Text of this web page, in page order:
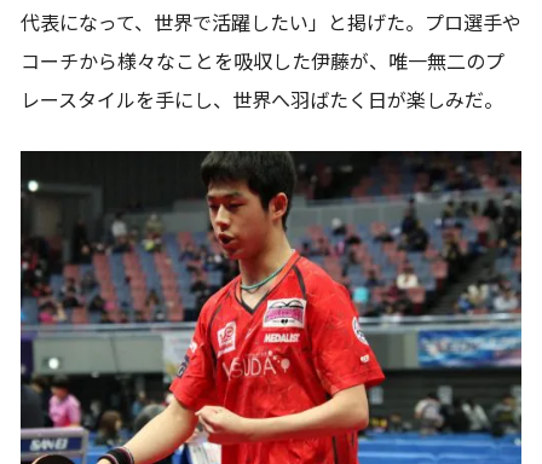
代表になって、世界で活躍したい」と掲げた。プロ選手や
コーチから様々なことを吸収した伊藤が、唯一無二のプ
レースタイルを手にし、世界へ羽ばたく日が楽しみだ。